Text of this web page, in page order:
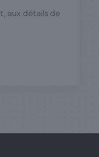
aux détails de